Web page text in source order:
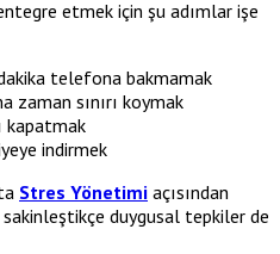
etmek için şu adımlar işe
telefona bakmamak
zaman sınırı koymak
kapatmak
indirmek
Stres Yönetimi açısından
duygusal tepkiler de